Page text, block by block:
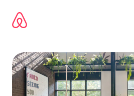
Inhalten
springen